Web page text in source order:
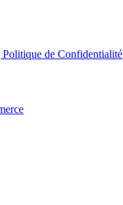
Politique de Confidentialité